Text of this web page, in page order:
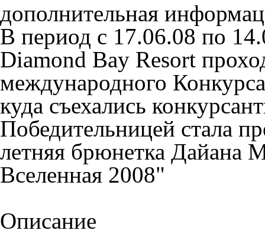
дополнительная
В период с 17.06.08 по
Diamond Bay Resort
международного
куда съехались
Победительницей стала
летняя брюнетка Дайана
Вселенная 2008"
Описание